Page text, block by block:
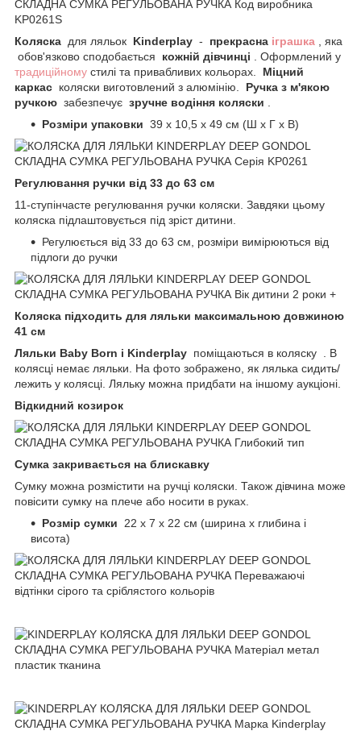
Коляска для ляльок Kinderplay - прекрасна іграшка , яка
обов'язково сподобається кожній дівчинці . Оформлений у
традиційному стилі та привабливих кольорах. Міцний
каркас коляски виготовлений з алюмінію. Ручка з м'якою
ручкою забезпечує зручне водіння коляски
Розміри упаковки 39 x 10,5 x 49 см (Ш x Г x В)
Регулювання ручки від 33 до 63 см
11-ступінчасте регулювання ручки коляски. Завдяки цьому
коляска підлаштовується під зріст дитини.
Регулюється від 33 до 63 см, розміри вимірюються від
підлоги до ручки
Коляска підходить для ляльки максимальною довжиною
41 см
Ляльки Baby Born і Kinderplay поміщаються в коляску . В
колясці немає ляльки. На фото зображено, як лялька сидить/
лежить у колясці. Ляльку можна придбати на іншому аукціоні.
Відкидний козирок
Сумка закривається на блискавку
Сумку можна розмістити на ручці коляски. Також дівчина може
повісити сумку на плече або носити в руках.
Розмір сумки 22 х 7 х 22 см (ширина х глибина і
висота)